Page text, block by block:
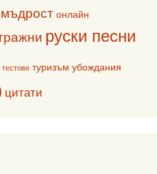
мъдрост онлайн
руски песни
тестове туризъм убождания
цитати